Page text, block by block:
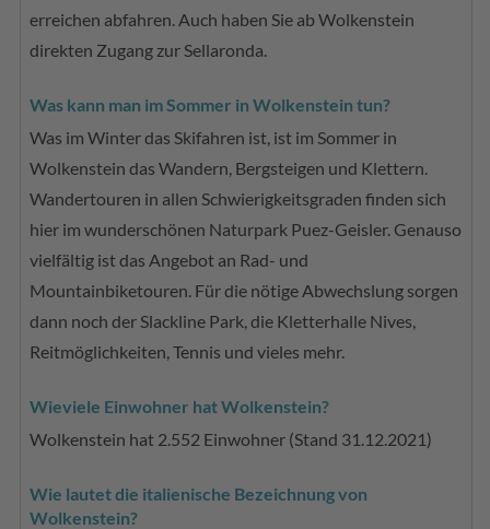
erreichen abfahren. Auch haben Sie ab Wolkenstein
direkten Zugang zur Sellaronda.
Was kann man im Sommer in Wolkenstein tun?
Was im Winter das Skifahren ist, ist im Sommer in
Wolkenstein das Wandern, Bergsteigen und Klettern.
Wandertouren in allen Schwierigkeitsgraden finden sich
hier im wunderschönen Naturpark Puez-Geisler. Genauso
vielfältig ist das Angebot an Rad- und
Mountainbiketouren. Für die nötige Abwechslung sorgen
dann noch der Slackline Park, die Kletterhalle Nives,
Reitmöglichkeiten, Tennis und vieles mehr.
Wieviele Einwohner hat Wolkenstein?
Wolkenstein hat 2.552 Einwohner (Stand 31.12.2021)
Wie lautet die italienische Bezeichnung von
Wolkenstein?